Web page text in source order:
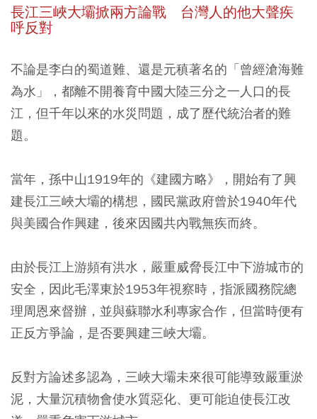
長江三峽大壩掀兩方論戰 台灣人的他大聲疾
呼反對
不論是李白的蜀道難、還是元稹著名的「曾經滄海難
為水」，都離不開養育中國大陸三分之一人口的長
江，但千年以來的水災問題，成了歷代統治者的難
題。
當年，孫中山1919年的《建國方略》，開始有了興
建長江三峽大壩的構想，國民黨政府曾於1940年代
與美國合作興建，後來因國共內戰無疾而終。
由於長江上游頻有洪水，嚴重威脅長江中下游城市的
安全，因此毛澤東於1953年視察時，指派國務院總
理周恩來督辦，並與蘇聯水利專家合作，但當時便有
正反方爭論，是否要興建三峽大壩。
反對方論述多認為，三峽大壩未來很可能導致嚴重淤
泥，大量沉積物會使水質惡化、更可能迫使長江改